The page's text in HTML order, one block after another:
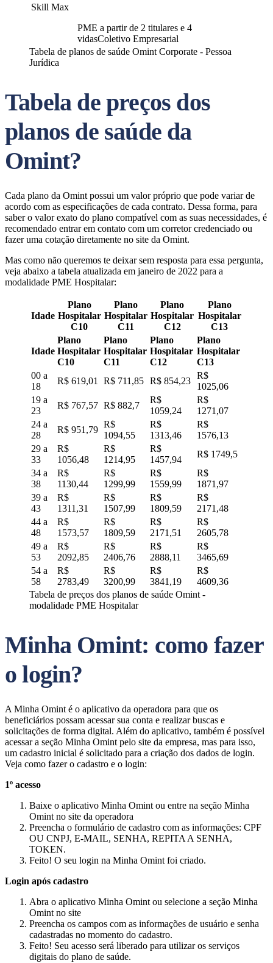
Skill Max
PME a partir de 2 titulares e 4
vidasColetivo Empresarial
Tabela de planos de saúde Omint Corporate - Pessoa
Jurídica
Tabela de preços dos
planos de saúde da
Omint?
Cada plano da Omint possui um valor próprio que pode variar de
acordo com as especificações de cada contrato. Dessa forma, para
saber o valor exato do plano compatível com as suas necessidades, é
recomendado entrar em contato com um corretor credenciado ou
fazer uma cotação diretamente no site da Omint.
Mas como não queremos te deixar sem resposta para essa pergunta,
veja abaixo a tabela atualizada em janeiro de 2022 para a
modalidade PME Hospitalar:
Idade
Plano
Hospitalar
C10
Plano
Hospitalar
C11
Plano
Hospitalar
C12
Plano
Hospitalar
C13
Idade
Plano
Hospitalar
C10
Plano
Hospitalar
C11
Plano
Hospitalar
C12
Plano
Hospitalar
C13
00 a
18
R$ 619,01 R$ 711,85 R$ 854,23
R$
1025,06
19 a
23
R$ 767,57 R$ 882,7
R$
1059,24
R$
1271,07
24 a
28
R$ 951,79
R$
1094,55
R$
1313,46
R$
1576,13
29 a
33
R$
1056,48
R$
1214,95
R$
1457,94
R$ 1749,5
34 a
38
R$
1130,44
R$
1299,99
R$
1559,99
R$
1871,97
39 a
43
R$
1311,31
R$
1507,99
R$
1809,59
R$
2171,48
44 a
48
R$
1573,57
R$
1809,59
R$
2171,51
R$
2605,78
49 a
53
R$
2092,85
R$
2406,76
R$
2888,11
R$
3465,69
54 a
58
R$
2783,49
R$
3200,99
R$
3841,19
R$
4609,36
Tabela de preços dos planos de saúde Omint -
modalidade PME Hospitalar
Minha Omint: como fazer
o login?
A Minha Omint é o aplicativo da operadora para que os
beneficiários possam acessar sua conta e realizar buscas e
solicitações de forma digital. Além do aplicativo, também é possível
acessar a seção Minha Omint pelo site da empresa, mas para isso,
um cadastro inicial é solicitado para a criação dos dados de login.
Veja como fazer o cadastro e o login:
1º acesso
Baixe o aplicativo Minha Omint ou entre na seção Minha
Omint no site da operadora
Preencha o formulário de cadastro com as informações: CPF
OU CNPJ, E-MAIL, SENHA, REPITA A SENHA,
TOKEN.
Feito! O seu login na Minha Omint foi criado.
Login após cadastro
Abra o aplicativo Minha Omint ou selecione a seção Minha
Omint no site
Preencha os campos com as informações de usuário e senha
cadastradas no momento do cadastro.
Feito! Seu acesso será liberado para utilizar os serviços
digitais do plano de saúde.